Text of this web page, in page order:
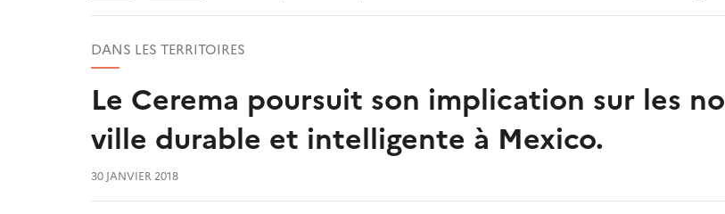
DANS LES TERRITOIRES
Le Cerema poursuit son implication sur les
ville durable et intelligente à Mexico.
30 JANVIER 2018